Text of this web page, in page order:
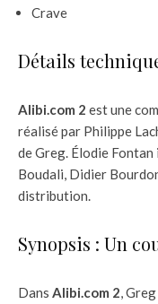
Crave
Détails
Alibi.com 2 est une
réalisé par Philippe
de Greg. Élodie
Boudali, Didier
distribution.
Synopsis : Un
Dans Alibi.com 2 ,